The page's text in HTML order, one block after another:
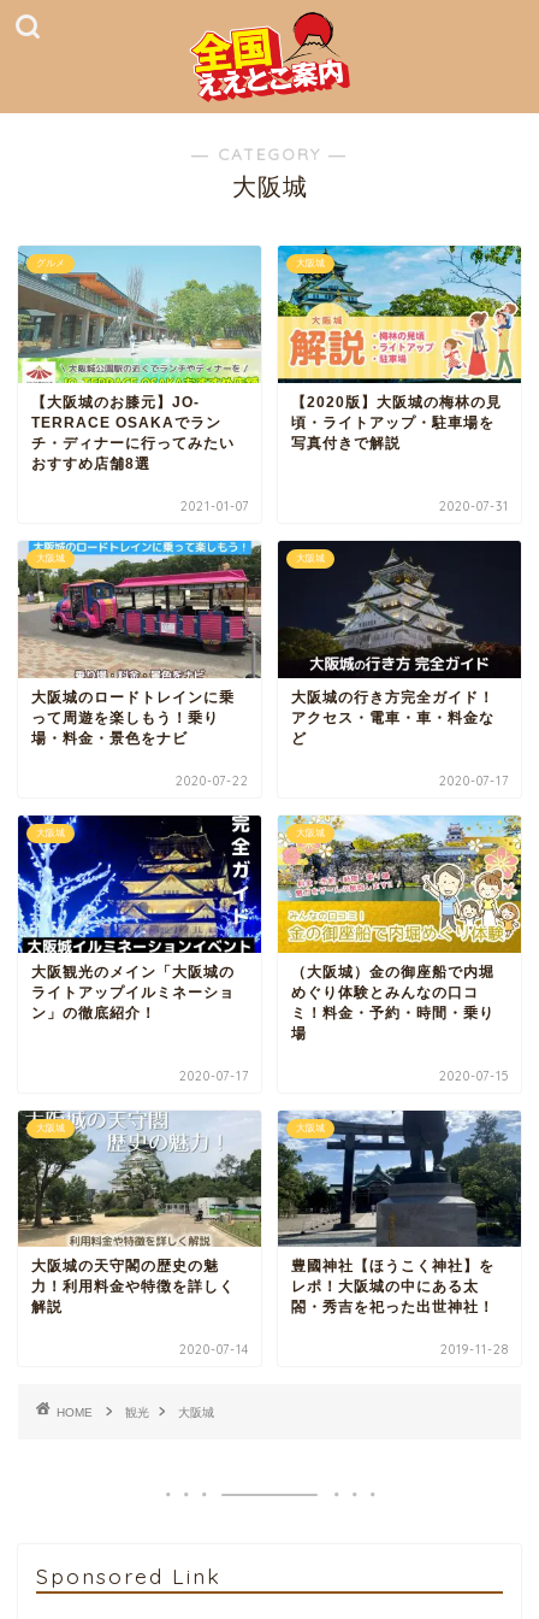
― CATEGORY ―
大阪城
グルメ
【大阪城のお膝元】JO-
TERRACE OSAKAでラン
チ・ディナーに行ってみたい
おすすめ店舗8選
2021-01-07
大阪城
【2020版】大阪城の梅林の見
頃・ライトアップ・駐車場を
写真付きで解説
2020-07-31
大阪城
大阪城のロードトレインに乗
って周遊を楽しもう！乗り
場・料金・景色をナビ
2020-07-22
大阪城
大阪城の行き方完全ガイド！
アクセス・電車・車・料金な
ど
2020-07-17
大阪城
大阪観光のメイン「大阪城の
ライトアップイルミネーショ
ン」の徹底紹介！
2020-07-17
大阪城
（大阪城）金の御座船で内堀
めぐり体験とみんなの口コ
ミ！料金・予約・時間・乗り
場
2020-07-15
大阪城
大阪城の天守閣の歴史の魅
力！利用料金や特徴を詳しく
解説
2020-07-14
大阪城
豊國神社【ほうこく神社】を
レポ！大阪城の中にある太
閤・秀吉を祀った出世神社！
2019-11-28
HOME 観光 大阪城
Sponsored Link